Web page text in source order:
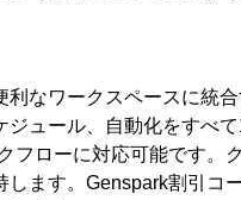
利なワークスペースに統
ュール、自動化をすべて
フローに対応可能です。
ます。 Genspark割引コ